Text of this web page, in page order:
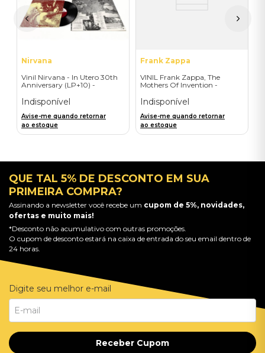
Nirvana
Vinil Nirvana - In Utero 30th
Anniversary (LP+10) -
Indisponível
Avise-me quando retornar
ao estoque
Frank Zappa
VINIL Frank Zappa, The
Mothers Of Invention -
The Mothers - Importado
Indisponível
Avise-me quando retornar
ao estoque
QUE TAL 5% DE DESCONTO EM SUA
PRIMEIRA COMPRA?
Assinando a newsletter você recebe um cupom de 5%, novidades,
ofertas e muito mais!
*Desconto não acumulativo com outras promoções.
O cupom de desconto estará na caixa de entrada do seu email dentro de
24 horas.
Digite seu melhor e-mail
Receber Cupom